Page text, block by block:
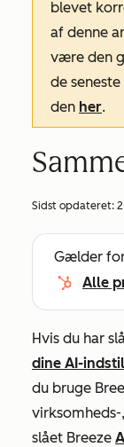
blevet
af denne
være den
de
den her.
Sidst opdateret:
Gælder
Alle
Hvis du har
dine AI-
du bruge
slået Breeze